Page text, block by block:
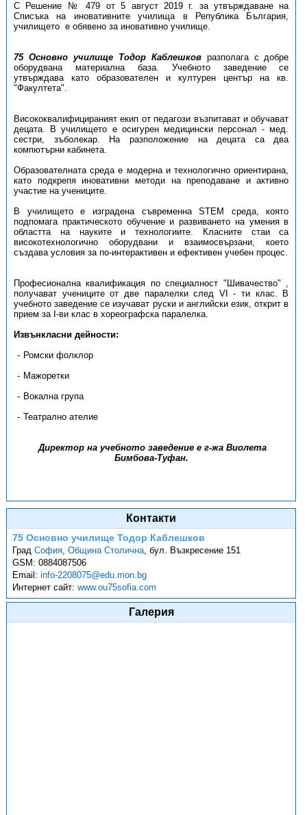
С Решение № 479 от 5 август 2019 г. за утвърждаване на
Списъка на иновативните училища в Република България,
училището е обявено за иновативно училище.
75 Основно училище Тодор Каблешковразполага с добре
оборудвана материална база. Учебното заведение се
утвърждава като образователен и културен център на кв.
"Факултета".
Висококвалифицираният екип от педагози възпитават и обучават
децата. В училището е осигурен медицински персонал - мед.
сестри, зъболекар. На разположение на децата са два
компютърни кабинета.
Образователната среда е модерна и технологично ориентирана,
като подкрепя иновативни методи на преподаване и активно
участие на учениците.
В училището е изградена съвременна STEM среда, която
подпомага практическото обучение и развиването на умения в
областта на науките и технологиите. Класните стаи са
високотехнологично оборудвани и взаимосвързани, което
създава условия за по-интерактивен и ефективен учебен процес.
Професионална квалификация по специалност "Шивачество" ,
получават учениците от две паралелки след VI - ти клас. В
учебното заведение се изучават руски и английски език, открит в
прием за I-ви клас в хореографска паралелка.
Извънкласни дейности:
Ромски фолклор
Мажоретки
Вокална група
Театрално ателие
Директор на учебното заведение е г-жа Виолета
Бимбова-Туфан.
Контакти
75 Основно училище Тодор Каблешков
ГрадСофия,Община Столична,бул. Възкресение 151
GSM:0884087506
Email:info-2208075@edu.mon.bg
Интернет сайт:www.ou75sofia.com
Галерия